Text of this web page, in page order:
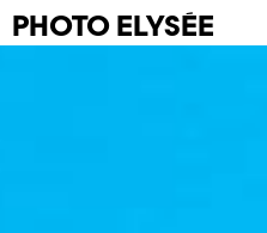
PHOTO ELYSÉE